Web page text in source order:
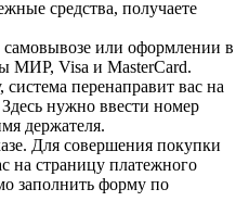
средства, получаете
или оформлении в
МИР, Visa и MasterCard.
перенаправит вас на
нужно ввести номер
держателя.
Для совершения покупки
на страницу платежного
заполнить форму по